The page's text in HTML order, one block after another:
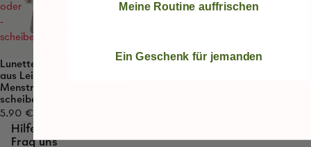
oder
-
scheiben
Ausverkauft
Lunette-Aufbewahrungsbeutel
aus Leinen für
Menstruationstassen oder -
scheiben
5.90 €
Hilfe
Frag uns
Meine Routine auffrischen
Ein Geschenk für jemanden